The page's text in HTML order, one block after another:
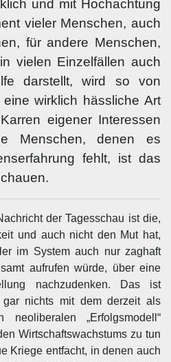
und mit Hochachtung
vieler Menschen, auch
für andere Menschen,
vielen Einzelfällen auch
darstellt, wird so von
wirklich hässliche Art
eigener Interessen
Menschen, denen es
fehlt, ist das
der Tagesschau ist die,
und auch nicht den Mut hat,
im System auch nur zaghaft
aufrufen würde, über eine
nachzudenken. Das ist
nichts mit dem derzeit als
neoliberalen „Erfolgsmodell“
Wirtschaftswachstums zu tun
Kriege entfacht, in denen auch